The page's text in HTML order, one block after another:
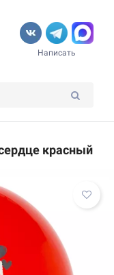
Написать
красный